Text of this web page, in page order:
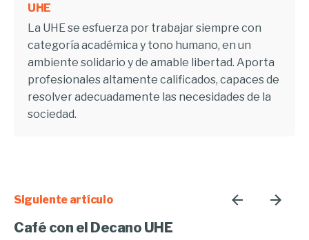
UHE
La UHE se esfuerza por trabajar siempre con
categoría académica y tono humano, en un
ambiente solidario y de amable libertad. Aporta
profesionales altamente calificados, capaces de
resolver adecuadamente las necesidades de la
sociedad.
Siguiente artículo
Café con el Decano UHE